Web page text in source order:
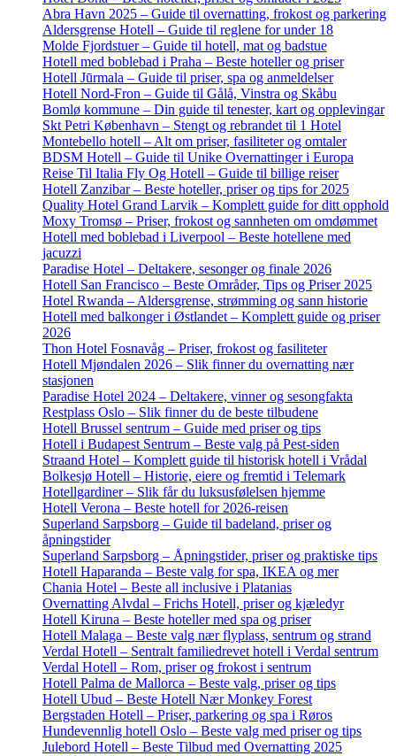
Abra Havn 2025 – Guide til overnatting, frokost og parkering
Aldersgrense Hotell – Guide til reglene for under 18
Molde Fjordstuer – Guide til hotell, mat og badstue
Hotell med boblebad i Praha – Beste hoteller og priser
Hotell Jūrmala – Guide til priser, spa og anmeldelser
Hotell Nord-Fron – Guide til Gålå, Vinstra og Skåbu
Bomlø kommune – Din guide til tenester, kart og opplevingar
Skt Petri København – Stengt og rebrandet til 1 Hotel
Montebello hotell – Alt om priser, fasiliteter og omtaler
BDSM Hotell – Guide til Unike Overnattinger i Europa
Reise Til Italia Fly Og Hotell – Guide til billige reiser
Hotell Zanzibar – Beste hoteller, priser og tips for 2025
Quality Hotel Grand Larvik – Komplett guide for ditt opphold
Moxy Tromsø – Priser, frokost og sannheten om omdømmet
Hotell med boblebad i Liverpool – Beste hotellene med
jacuzzi
Paradise Hotel – Deltakere, sesonger og finale 2026
Hotell San Francisco – Beste Områder, Tips og Priser 2025
Hotel Rwanda – Aldersgrense, strømming og sann historie
Hotell med balkonger i Østlandet – Komplett guide og priser
2026
Thon Hotel Fosnavåg – Priser, frokost og fasiliteter
Hotell Mjøndalen 2026 – Slik finner du overnatting nær
stasjonen
Paradise Hotel 2024 – Deltakere, vinner og sesongfakta
Restplass Oslo – Slik finner du de beste tilbudene
Hotell Brussel sentrum – Guide med priser og tips
Hotell i Budapest Sentrum – Beste valg på Pest-siden
Straand Hotel – Komplett guide til historisk hotell i Vrådal
Bolkesjø Hotell – Historie, eiere og fremtid i Telemark
Hotellgardiner – Slik får du luksusfølelsen hjemme
Hotell Verona – Beste hotell for 2026-reisen
Superland Sarpsborg – Guide til badeland, priser og
åpningstider
Superland Sarpsborg – Åpningstider, priser og praktiske tips
Hotell Haparanda – Beste valg for spa, IKEA og mer
Chania Hotel – Beste all inclusive i Platanias
Overnatting Alvdal – Frichs Hotell, priser og kjæledyr
Hotell Kiruna – Beste hoteller med spa og priser
Hotell Malaga – Beste valg nær flyplass, sentrum og strand
Verdal Hotell – Sentralt familiedrevet hotell i Verdal sentrum
Verdal Hotell – Rom, priser og frokost i sentrum
Hotell Palma de Mallorca – Beste valg, priser og tips
Hotell Ubud – Beste Hotell Nær Monkey Forest
Bergstaden Hotell – Priser, parkering og spa i Røros
Hundevennlig hotell Oslo – Beste valg med priser og tips
Julebord Hotell – Beste Tilbud med Overnatting 2025